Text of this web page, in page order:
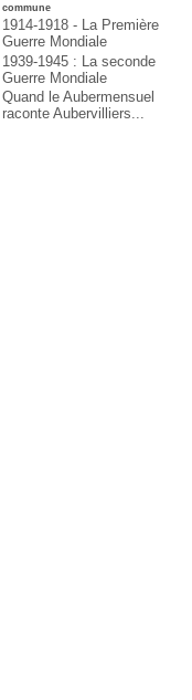
commune
1914-1918 - La Première
Guerre Mondiale
1939-1945 : La seconde
Guerre Mondiale
Quand le Aubermensuel
raconte Aubervilliers...